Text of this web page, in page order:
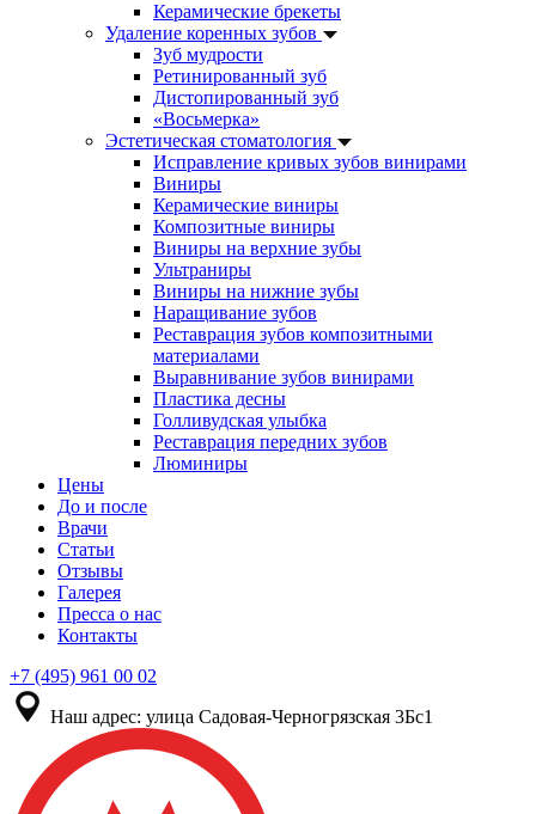
Керамические брекеты
Удаление коренных зубов
Зуб мудрости
Ретинированный зуб
Дистопированный зуб
«Восьмерка»
Эстетическая стоматология
Исправление кривых зубов винирами
Виниры
Керамические виниры
Композитные виниры
Виниры на верхние зубы
Ультраниры
Виниры на нижние зубы
Наращивание зубов
Реставрация зубов композитными
материалами
Выравнивание зубов винирами
Пластика десны
Голливудская улыбка
Реставрация передних зубов
Люминиры
Цены
До и после
Врачи
Статьи
Отзывы
Галерея
Пресса о нас
Контакты
+7 (495) 961 00 02
Наш адрес: улица Садовая-Черногрязская 3Бс1